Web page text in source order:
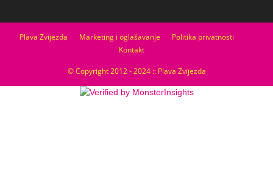
Plava Zvijezda Marketing i oglašavanje
Politika privatnosti
Kontakt
© Copyright 2012 - 2024 :: Plava Zvijezda